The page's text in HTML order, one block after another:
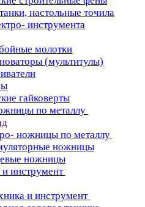
настольные точила
инструмента
молотки
(мультитулы)
гайковерты
по металлу
ножницы по металлу
ножницы
ножницы
и инструмент
и инструмент